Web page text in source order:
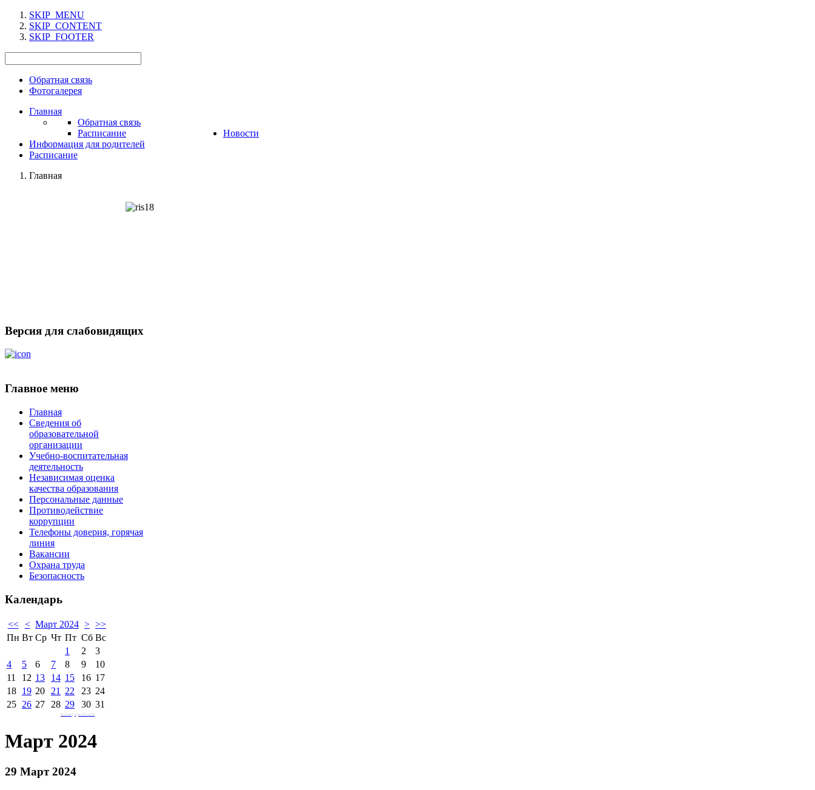
SKIP_MENU
SKIP_CONTENT
SKIP_FOOTER
Обратная связь
Фотогалерея
Главная
Обратная связь
Расписание
Новости
Информация для родителей
Расписание
Главная
Версия для слабовидящих
Главное меню
Главная
Сведения об
образовательной
организации
Учебно-воспитательная
деятельность
Независимая оценка
качества образования
Персональные данные
Противодействие
коррупции
Телефоны доверия, горячая
линия
Вакансии
Охрана труда
Безопасность
Календарь
<< < Март 2024 > >>
Пн Вт Ср Чт Пт Сб Вс
1
2
3
4
5 6 7 8 9
10
11
12 13 14 15 16 17
18 19 20 21 22 23 24
25 26 27 28 29 30 31
Календарь Joomla
Март 2024
29 Март 2024